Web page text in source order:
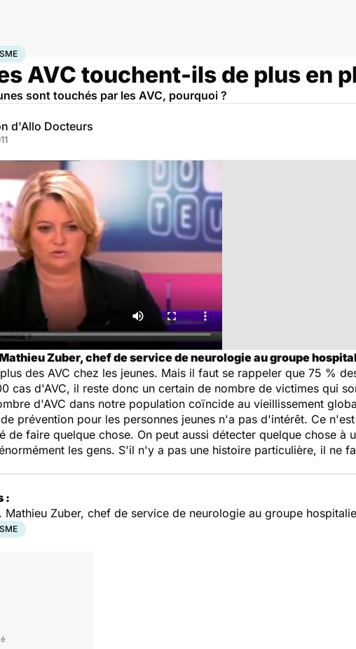
AVC touchent-ils de plus en
sont touchés par les AVC, pourquoi ?
d'Allo Docteurs
Zuber, chef de service de neurologie au groupe
des AVC chez les jeunes. Mais il faut se rappeler que 75 %
cas d'AVC, il reste donc un certain de nombre de victimes qui
d'AVC dans notre population coïncide au vieillissement
de prévention pour les personnes jeunes n'a pas d'intérêt. Ce
de faire quelque chose. On peut aussi détecter quelque chose à
les gens. S'il n'y a pas une histoire particulière, il ne
:
Mathieu Zuber, chef de service de neurologie au groupe